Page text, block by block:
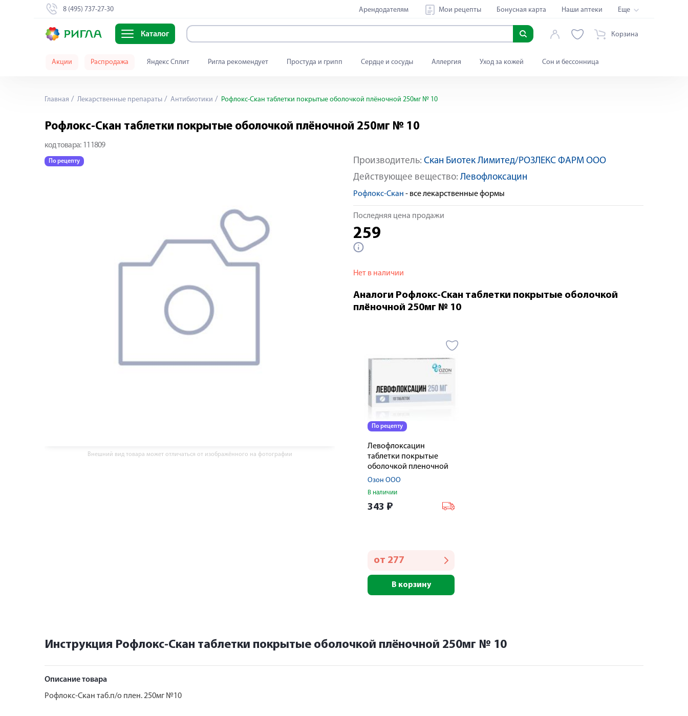
8 (495) 737-27-30 Арендодателям Мои рецепты Бонусная карта Наши аптеки Еще
Каталог Корзина
Акции Распродажа Яндекс Сплит Ригла рекомендует Простуда и грипп Сердце и сосуды Аллергия Уход за кожей Сон и бессонница
Главная Лекарственные препараты Антибиотики Рофлокс-Скан таблетки покрытые оболочкой плёночной 250мг № 10
Рофлокс-Скан таблетки покрытые оболочкой плёночной 250мг № 10
код товара: 111809
По рецепту
Внешний вид товара может отличаться от изображённого на фотографии
Производитель: Скан Биотек Лимитед/РОЗЛЕКС ФАРМ ООО
Действующее вещество: Левофлоксацин
Рофлокс-Скан - все лекарственные формы
Последняя цена продажи
259
Нет в наличии
Аналоги Рофлокс-Скан таблетки покрытые оболочкой
плёночной 250мг № 10
По рецепту
Левофлоксацин
таблетки покрытые
оболочкой пленочной
250мг № 10
Озон ООО
В наличии
343 ₽
от 277
В корзину
Инструкция Рофлокс-Скан таблетки покрытые оболочкой плёночной 250мг № 10
Описание товара
Рофлокс-Скан таб.п/о плен. 250мг №10